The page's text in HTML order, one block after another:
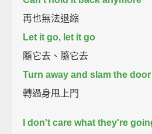
再也無法退縮
Let it go, let it go
隨它去、隨它去
Turn away and slam the door
轉過身甩上門
I don't care what they're